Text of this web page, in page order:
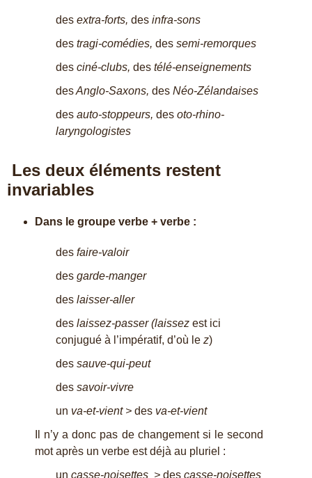
des extra-forts, des infra-sons
des tragi-comédies, des semi-remorques
des ciné-clubs, des télé-enseignements
desAnglo-Saxons, des Néo-Zélandaises
des auto-stoppeurs, des oto-rhino-
laryngologistes
Les deux éléments restent
invariables
Dans le groupe verbe + verbe :
des faire-valoir
des garde-manger
des laisser-aller
des laissez-passer (laissez est ici
conjugué à l’impératif, d’où le z)
des sauve-qui-peut
des savoir-vivre
un va-et-vient > des va-et-vient
Il n’y a donc pas de changement si le second
mot après un verbe est déjà au pluriel :
un casse-noisettes > des casse-noisettes